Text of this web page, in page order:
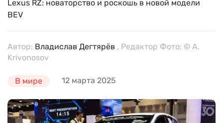
Lexus RZ: новаторство и роскошь в новой модели
BEV
Автор: Владислав Дегтярёв , Редактор Фото: © A.
Krivonosov
В мире 12 марта 2025